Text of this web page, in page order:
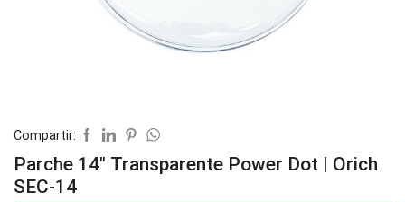
Compartir:
Parche 14″ Transparente Power Dot | Orich
SEC-14